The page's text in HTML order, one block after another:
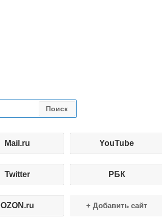
Поиск
Mail.ru YouTube
Twitter РБК
OZON.ru + Добавить сайт